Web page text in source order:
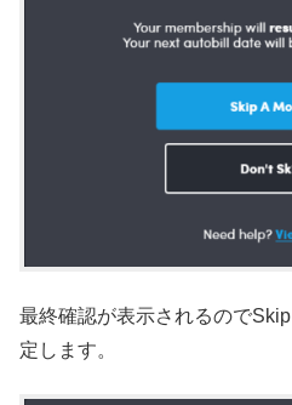
最終確認が表示されるので
定します。